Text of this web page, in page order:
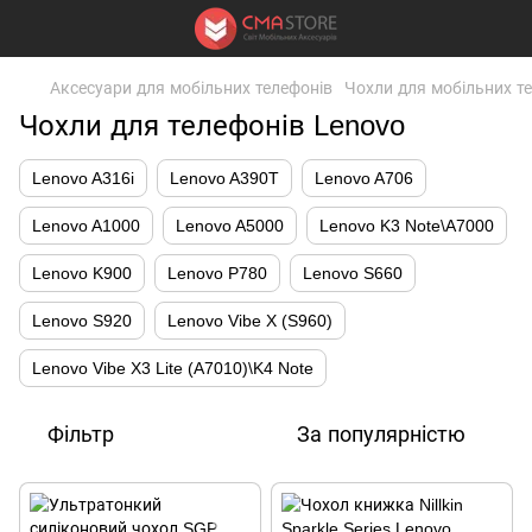
Аксесуари для мобільних телефонів Чохли для мобільних
Чохли для телефонів Lenovo
Lenovo A316i Lenovo A390T Lenovo A706
Lenovo A1000 Lenovo A5000 Lenovo K3 Note\A7000
Lenovo K900 Lenovo P780 Lenovo S660
Lenovo S920 Lenovo Vibe X (S960)
Lenovo Vibe X3 Lite (A7010)\K4 Note
Фільтр За популярністю